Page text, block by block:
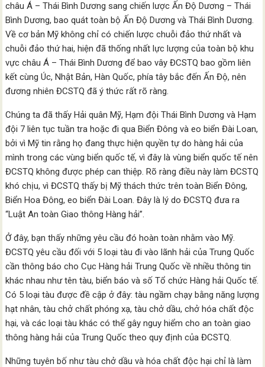
châu Á – Thái Bình Dương sang chiến lược Ấn Độ Dương – Thái
Bình Dương, bao quát toàn bộ Ấn Độ Dương và Thái Bình Dương.
Về cơ bản Mỹ không chỉ có chiến lược chuỗi đảo thứ nhất và
chuỗi đảo thứ hai, hiện đã thống nhất lực lượng của toàn bộ khu
vực châu Á – Thái Bình Dương để bao vây ĐCSTQ bao gồm liên
kết cùng Úc, Nhật Bản, Hàn Quốc, phía tây bắc đến Ấn Độ, nên
đương nhiên ĐCSTQ đã ý thức rất rõ ràng.
Chúng ta đã thấy Hải quân Mỹ, Hạm đội Thái Bình Dương và Hạm
đội 7 liên tục tuần tra hoặc đi qua Biển Đông và eo biển Đài Loan,
bởi vì Mỹ tin rằng họ đang thực hiện quyền tự do hàng hải của
mình trong các vùng biển quốc tế, vì đây là vùng biển quốc tế nên
ĐCSTQ không được phép can thiệp. Rõ ràng điều này làm ĐCSTQ
khó chịu, vì ĐCSTQ thấy bị Mỹ thách thức trên toàn Biển Đông,
Biển Hoa Đông, eo biển Đài Loan. Đây là lý do ĐCSTQ đưa ra
“Luật An toàn Giao thông Hàng hải”.
Ở đây, bạn thấy những yêu cầu đó hoàn toàn nhằm vào Mỹ.
ĐCSTQ yêu cầu đối với 5 loại tàu đi vào lãnh hải của Trung Quốc
cần thông báo cho Cục Hàng hải Trung Quốc về nhiều thông tin
khác nhau như tên tàu, biển báo và số Tổ chức Hàng hải Quốc tế.
Có 5 loại tàu được đề cập ở đây: tàu ngầm chạy bằng năng lượng
hạt nhân, tàu chở chất phóng xạ, tàu chở dầu, chở hóa chất độc
hại, và các loại tàu khác có thể gây nguy hiểm cho an toàn giao
thông hàng hải của Trung Quốc theo quy định của ĐCSTQ.
Những tuyên bố như tàu chở dầu và hóa chất độc hại chỉ là làm